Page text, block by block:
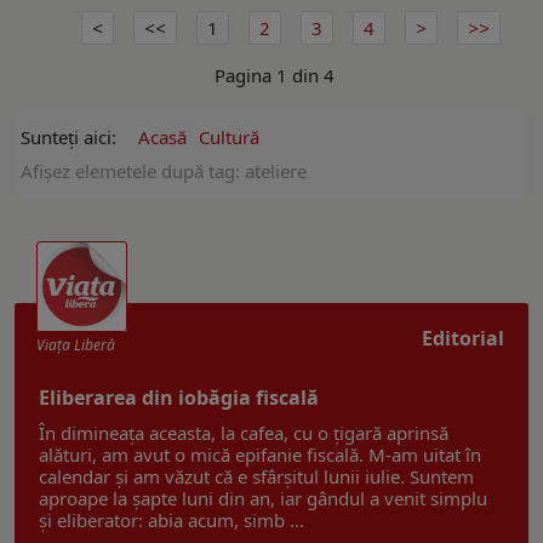
1 2 3
4
Pagina 1 din 4
Sunteți aici: Acasă Cultură
Afişez elemetele după tag: ateliere
Editorial
Viaţa Liberă
Eliberarea din iobăgia fiscală
În dimineața aceasta, la cafea, cu o țigară aprinsă
alături, am avut o mică epifanie fiscală. M-am uitat în
calendar și am văzut că e sfârșitul lunii iulie. Suntem
aproape la șapte luni din an, iar gândul a venit simplu
și eliberator: abia acum, simb ...